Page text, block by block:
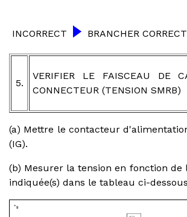
INCORRECT BRANCHER
5.
VERIFIER LE FAISCEAU DE
CONNECTEUR (TENSION SMRB)
(a) Mettre le contacteur
(IG).
(b) Mesurer la tension en fonction de
indiquée(s) dans le tableau ci-